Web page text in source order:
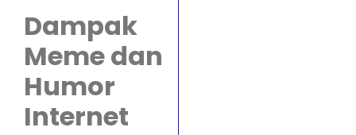
Dampak
Meme dan
Humor
Internet